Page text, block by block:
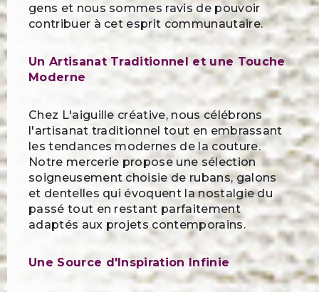
gens et nous sommes ravis de pouvoir
contribuer à cet esprit communautaire.
Un Artisanat Traditionnel et une Touche
Moderne
Chez L'aiguille créative, nous célébrons
l'artisanat traditionnel tout en embrassant
les tendances modernes de la couture.
Notre mercerie propose une sélection
soigneusement choisie de rubans, galons
et dentelles qui évoquent la nostalgie du
passé tout en restant parfaitement
adaptés aux projets contemporains.
Une Source d'Inspiration Infinie